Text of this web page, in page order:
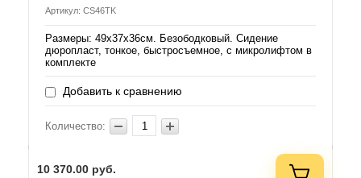
Артикул: CS46TK
Размеры: 49х37х36см. Безободковый. Сидение
дюропласт, тонкое, быстросъемное, с микролифтом в
комплекте
Добавить к сравнению
Количество:
10 370.00 руб.